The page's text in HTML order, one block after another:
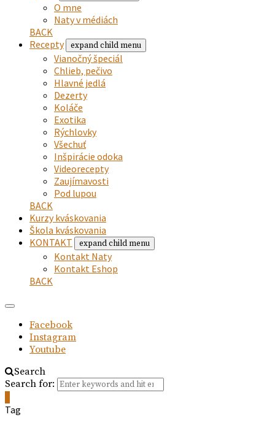
O mne
Naty v médiách
BACK
Recepty
expand child menu
Vianočný špeciál
Chlieb, pečivo
Hlavné jedlá
Dezerty
Koláče
Exotika
Rýchlovky
Všechuť
Inšpirácie odoka
Videorecepty
Zaujímavosti
Pod lupou
BACK
Kurzy kváskovania
Škola kváskovania
KONTAKT
expand child menu
Kontakt Naty
Kontakt Eshop
BACK
Facebook
Instagram
Youtube
Search
Search for:
Tag